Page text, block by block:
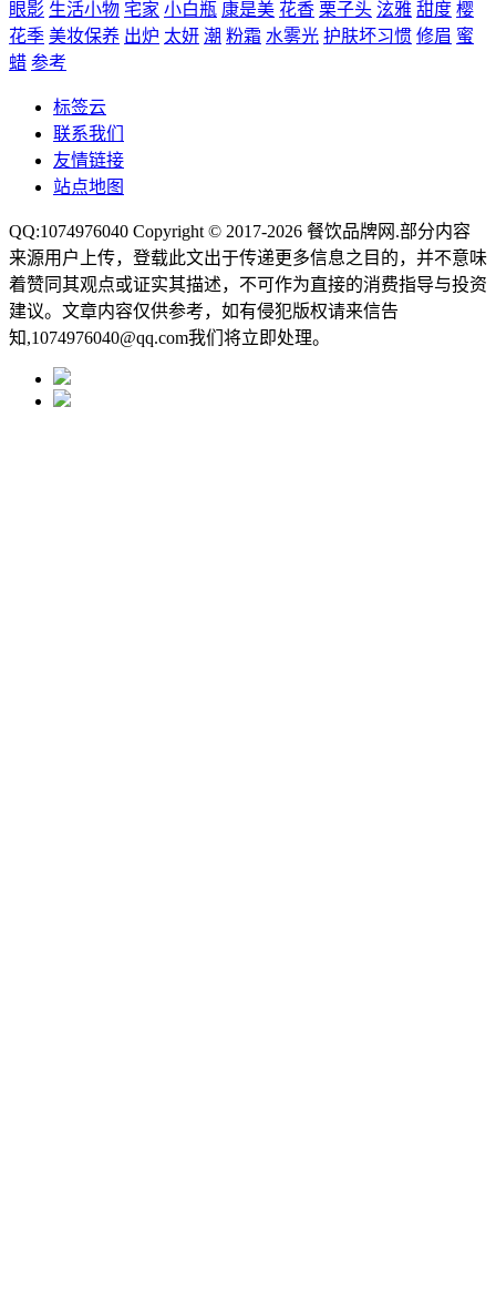
眼影 生活小物 宅家 小白瓶 康是美 花香 栗子头 泫雅 甜度 樱
花季 美妆保养 出炉 太妍 潮 粉霜 水雾光 护肤坏习惯 修眉 蜜
蜡 参考
标签云
联系我们
友情链接
站点地图
QQ:1074976040 Copyright © 2017-2026 餐饮品牌网 .部分内容
来源用户上传，登载此文出于传递更多信息之目的，并不意味
着赞同其观点或证实其描述，不可作为直接的消费指导与投资
建议。文章内容仅供参考，如有侵犯版权请来信告
知,1074976040@qq.com我们将立即处理。